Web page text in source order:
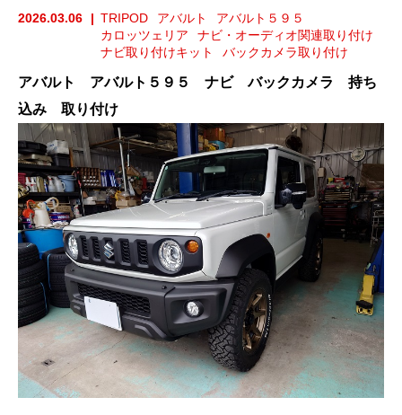
2026.03.06 TRIPOD アバルト
アバルト５９５
カロッツェリア
ナビ・オーディオ関連取り付け
ナビ取り付けキット
バックカメラ取り付け
アバルト アバルト５９５ ナビ バックカメラ 持ち
込み 取り付け